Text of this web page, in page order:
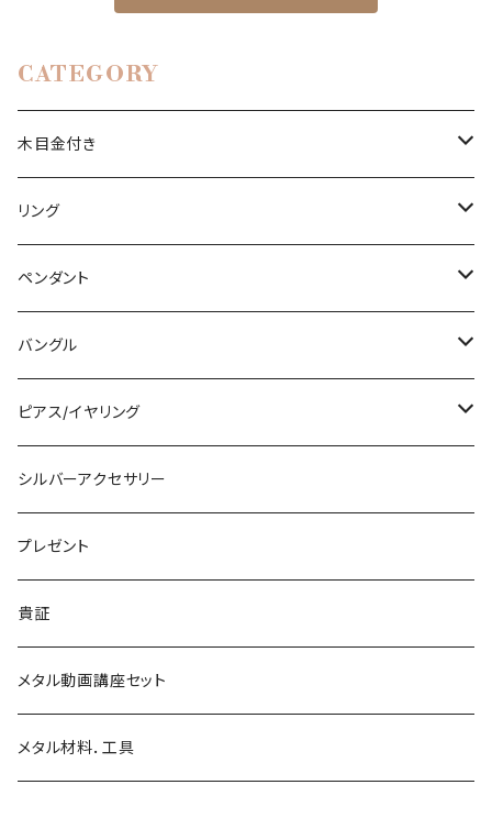
CATEGORY
木目金付き
リング
ペンダント
バングル
リング
石付きシルバーリング
槌目リング
プレーンリング
シルバーリング
木目金付リング
石付きリング
ペンダント
木目金付ペンダント
石付きペンダント
バングル
シルバーバングル
木目金付バングル
ピアス/イヤリング
シルバーピアス
シルバーイヤリング
シルバーイヤカフ
金継ぎ
シルバーアクセサリー
プレゼント
貴証
メタル動画講座セット
メタル材料．工具